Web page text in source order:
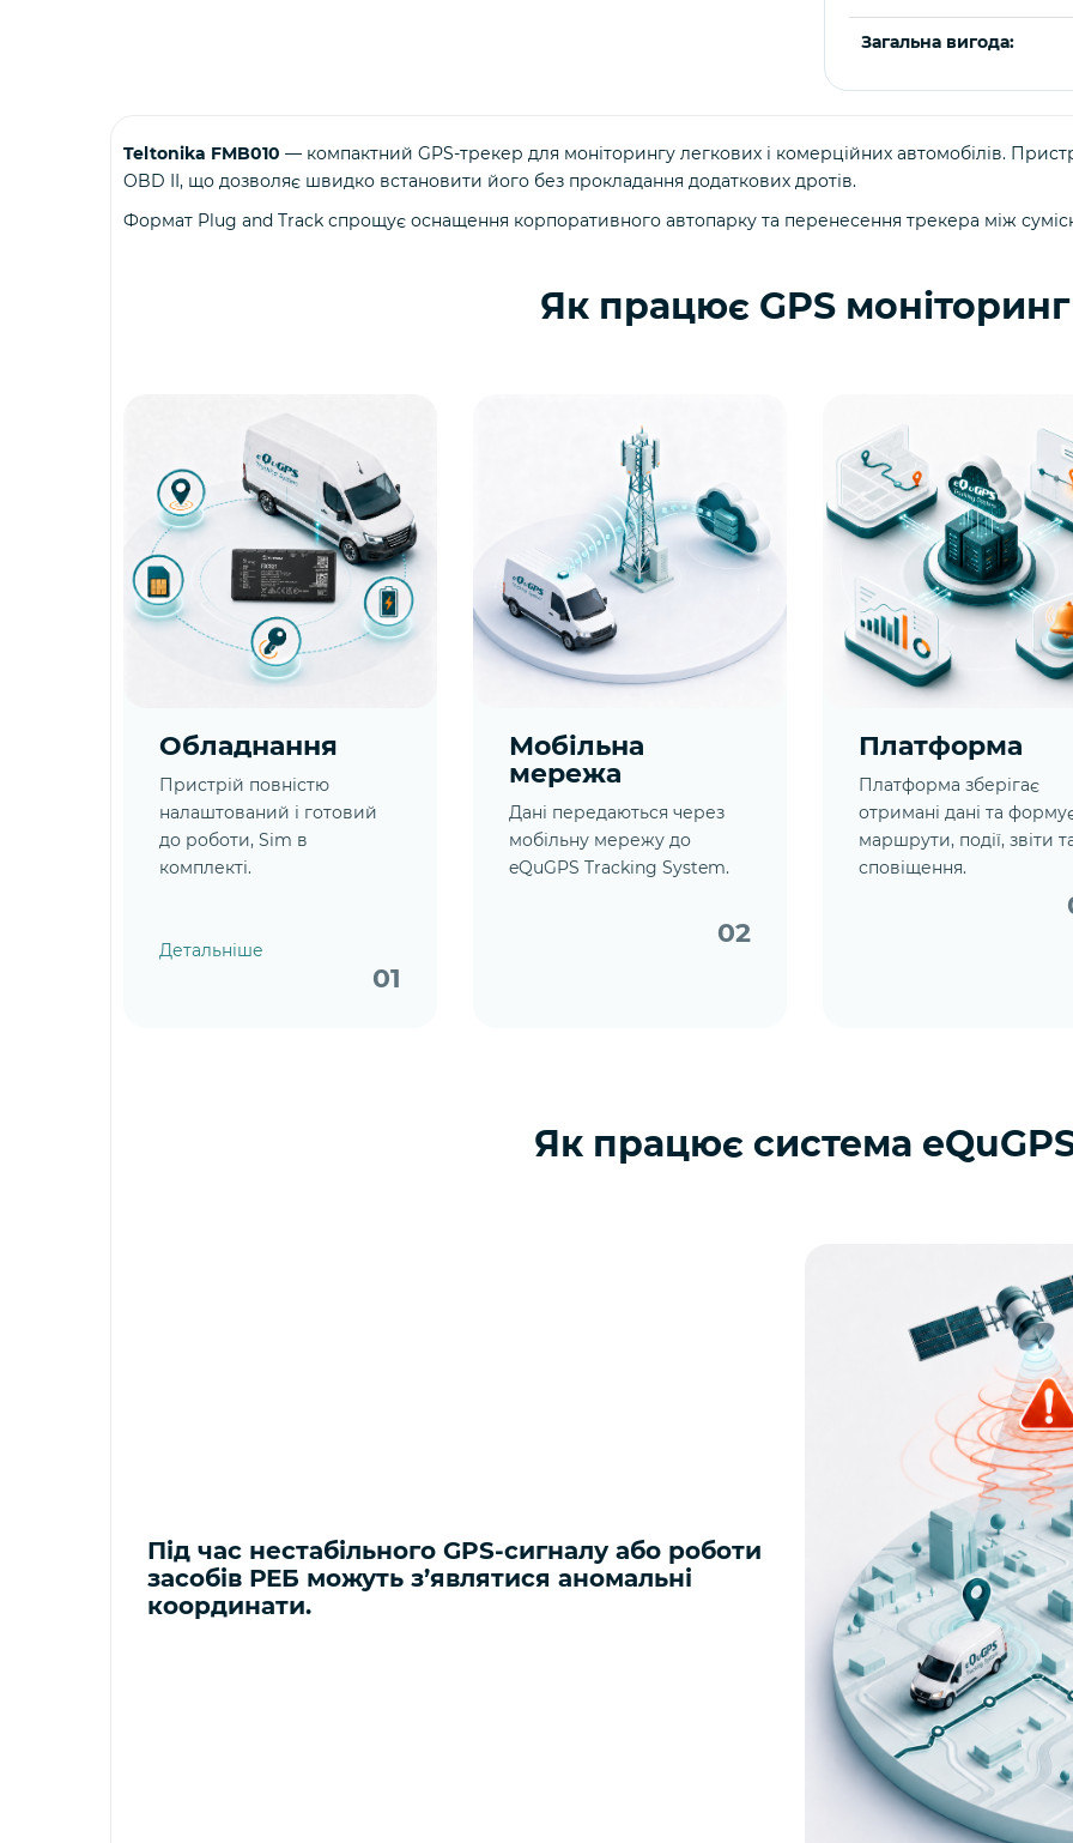
Загальна вигода:
Teltonika FMB010 — компактний GPS-трекер для моніторингу легкових і комерційних автомобілів.
OBD II, що дозволяє швидко встановити його без прокладання додаткових дротів.
Формат Plug and Track спрощує оснащення корпоративного автопарку та перенесення трекера між
Як працює GPS моніторинг
Обладнання
Пристрій повністю
налаштований і готовий
до роботи, Sim в
комплекті.
Детальніше
01
Мобільна
мережа
Дані передаються через
мобільну мережу до
eQuGPS Tracking System.
02
Платформа
Платформа зберігає
отримані дані та
маршрути, події, звіти
сповіщення.
Як працює система
Під час нестабільного GPS-сигналу або роботи
засобів РЕБ можуть з’являтися аномальні
координати.